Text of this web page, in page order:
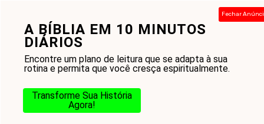
A BÍBLIA EM 10 MINUTOS
DIÁRIOS
Encontre um plano de leitura que se adapta à sua
rotina e permita que você cresça espiritualmente.
Transforme Sua História
Agora!
Fechar
conteúdo
Home-Blog-Práticas Cristãs-Estudo Bíblico
Testamento-O Significado do Número 28 na Bíblia e na
Vida Cotidiana